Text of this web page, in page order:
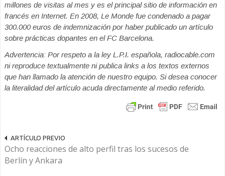
millones de visitas al mes y es el principal sitio de información en
francés en Internet. En 2008, Le Monde fue condenado a pagar
300.000 euros de indemnización por haber publicado un artículo
sobre prácticas dopantes en el FC Barcelona.
Advertencia: Por respeto a la ley L.P.I. española, radiocable.com
ni reproduce textualmente ni publica links a los textos externos
que han llamado la atención de nuestro equipo. Si desea conocer
la literalidad del artículo acuda directamente al medio referido.
ARTÍCULO PREVIO
Ocho reacciones de alto perfil tras los sucesos de
Berlín y Ankara